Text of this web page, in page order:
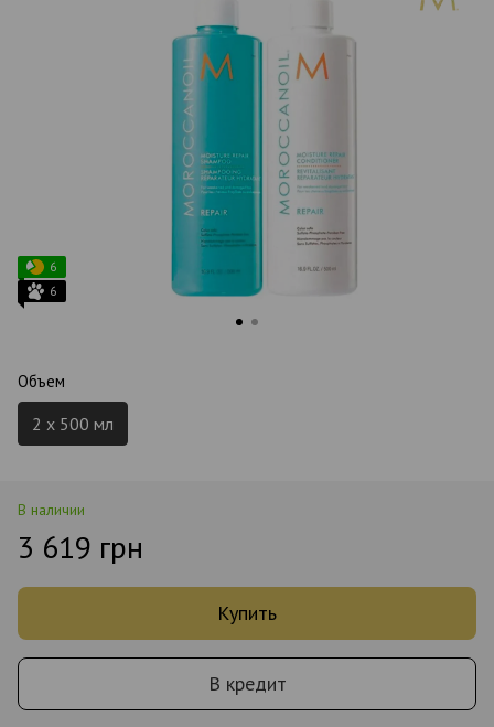
6
6
Объем
2 x 500 мл
В наличии
3 619 грн
Купить
В кредит